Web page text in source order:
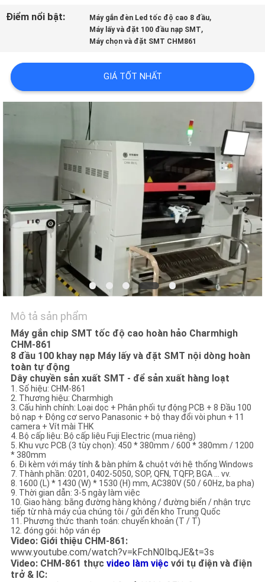
KIỂM
LƯỢNG
LIÊN
CHÚNG
TIN
TỨC
SHOPPING
ON
LINE
SƠ
ĐỒ
TRANG
WEB
CHÍNH
SÁCH
BẢO
MẬT
Điểm nổi bật: Máy gắn đèn Led tốc độ cao 8 đầu,
Máy lấy và đặt 100 đầu nạp SMT,
Máy chọn và đặt SMT CHM861
GIÁ TỐT NHẤT
Mô tả sản phẩm
Máy gắn chip SMT tốc độ cao hoàn hảo Charmhigh
CHM-861
8 đầu 100 khay nạp Máy lấy và đặt SMT nội dòng hoàn
toàn tự động
Dây chuyền sản xuất SMT - để sản xuất hàng loạt
1. Số hiệu: CHM-861
2. Thương hiệu: Charmhigh
3. Cấu hình chính: Loại dọc + Phân phối tự động PCB + 8 Đầu 100
bộ nạp + Động cơ servo Panasonic + bộ thay đổi vòi phun + 11
camera + Vít mài THK
4. Bộ cấp liệu: Bộ cấp liệu Fuji Electric (mua riêng)
5. Khu vực PCB (3 tùy chọn): 450 * 380mm / 600 * 380mm / 1200
* 380mm
6. Đi kèm với máy tính & bàn phím & chuột với hệ thống Windows
7. Thành phần: 0201, 0402-5050, SOP, QFN, TQFP, BGA ... vv.
8. 1600 (L) * 1430 (W) * 1530 (H) mm, AC380V (50 / 60Hz, ba pha)
9. Thời gian dẫn: 3-5 ngày làm việc
10. Giao hàng: bằng đường hàng không / đường biển / nhận trực
tiếp từ nhà máy của chúng tôi / gửi đến kho Trung Quốc
11. Phương thức thanh toán: chuyển khoản (T / T)
12. đóng gói: hộp ván ép
Video: Giới thiệu CHM-861:
www.youtube.com/watch?v=kFchN0IbqJE&t=3s
Video: CHM-861 thực video làm việc với tụ điện và điện
trở & IC: